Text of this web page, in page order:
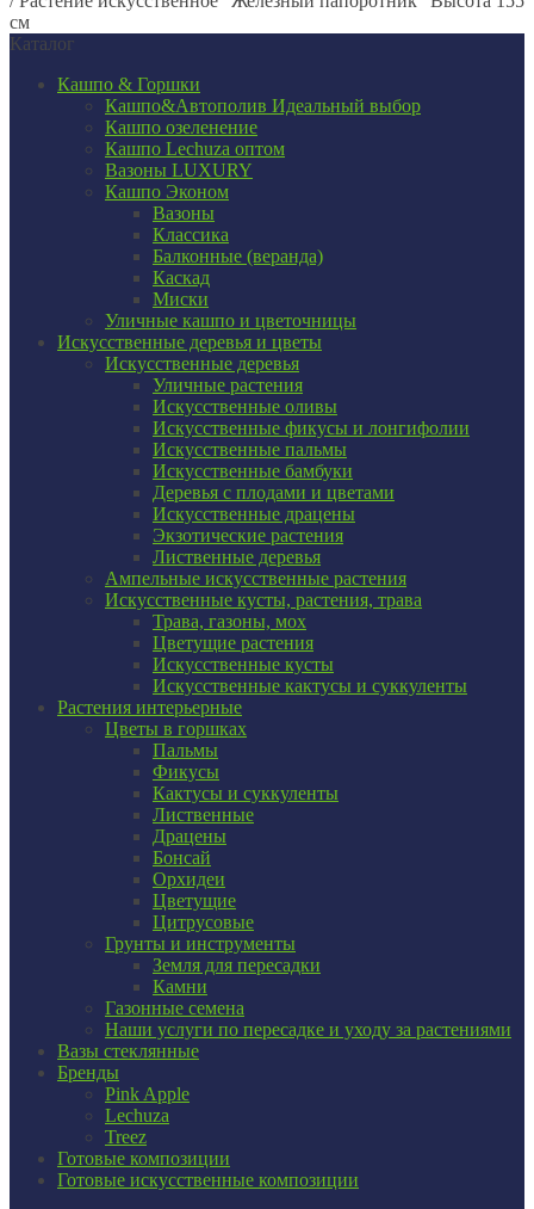
см
Каталог
Кашпо & Горшки
Кашпо&Автополив Идеальный выбор
Кашпо озеленение
Кашпо Lechuza оптом
Вазоны LUXURY
Кашпо Эконом
Вазоны
Классика
Балконные (веранда)
Каскад
Миски
Уличные кашпо и цветочницы
Искусственные деревья и цветы
Искусственные деревья
Уличные растения
Искусственные оливы
Искусственные фикусы и лонгифолии
Искусственные пальмы
Искусственные бамбуки
Деревья с плодами и цветами
Искусственные драцены
Экзотические растения
Лиственные деревья
Ампельные искусственные растения
Искусственные кусты, растения, трава
Трава, газоны, мох
Цветущие растения
Искусственные кусты
Искусственные кактусы и суккуленты
Растения интерьерные
Цветы в горшках
Пальмы
Фикусы
Кактусы и суккуленты
Лиственные
Драцены
Бонсай
Орхидеи
Цветущие
Цитрусовые
Грунты и инструменты
Земля для пересадки
Камни
Газонные семена
Наши услуги по пересадке и уходу за растениями
Вазы стеклянные
Бренды
Pink Apple
Lechuza
Treez
Готовые композиции
Готовые искусственные композиции